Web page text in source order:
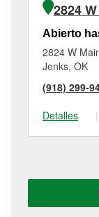
2824
Abierto
2824 W
Jenks, OK
(918) 299-
Detalles
|